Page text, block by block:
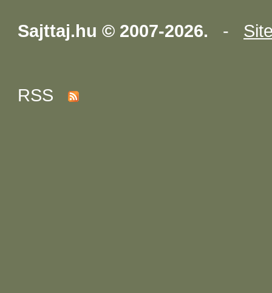
Sajttaj.hu © 2007-2026. -
RSS